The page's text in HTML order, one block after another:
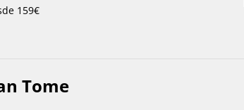
159€
Tome